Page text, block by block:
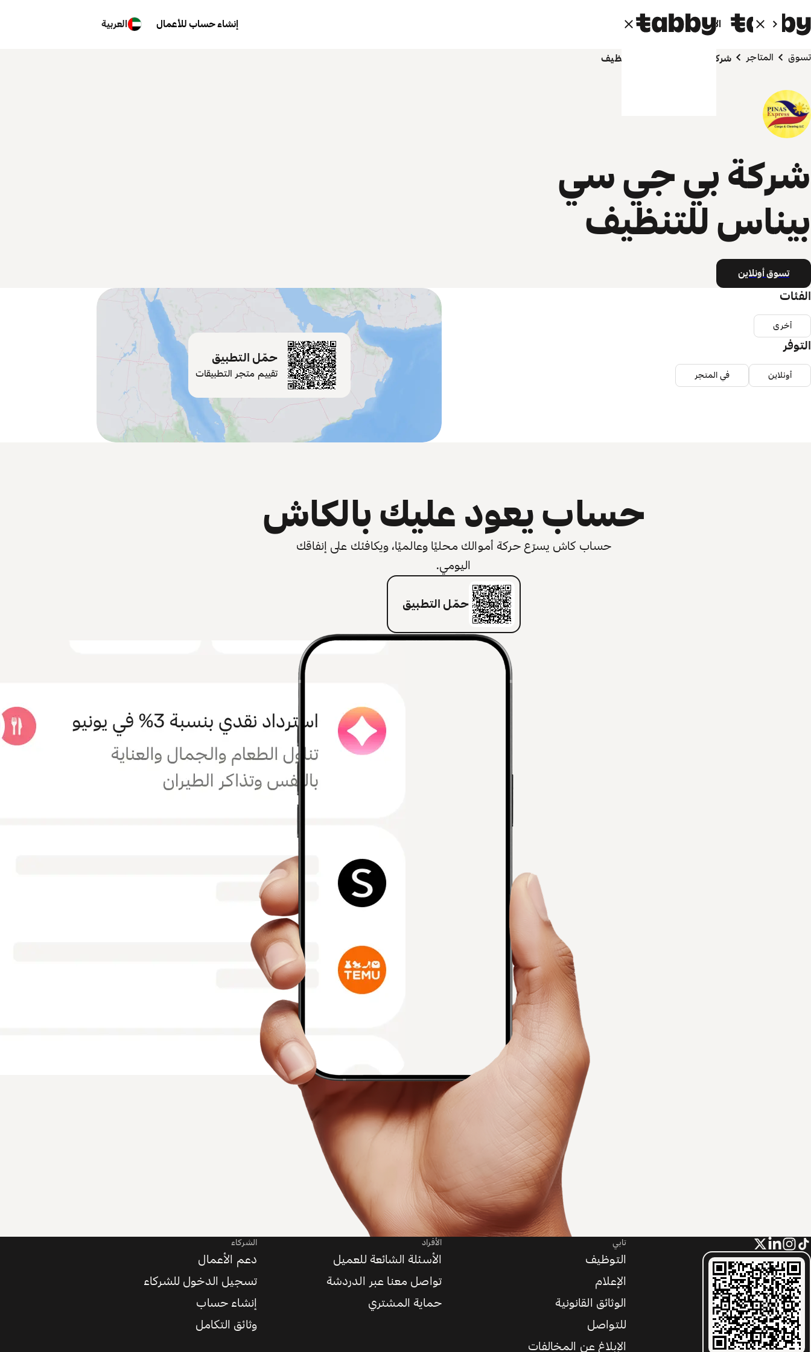
الأفراد الشركاء إنشاء حساب للأعمال العربية
تسوق المتاجر شركة بي جي سي بيناس للتنظيف
شركة بي جي سي
بيناس للتنظيف
تسوق أونلاين
حمّل التطبيق
تقييم متجر التطبيقات
الفئات
أخرى
التوفر
أونلاين في المتجر
حساب يعود عليك بالكاش
حساب كاش يسرّع حركة أموالك محليًا وعالميًا، ويكافئك على إنفاقك
اليومي.
حمّل التطبيق
تابي
التوظيف
الإعلام
الوثائق القانونية
للتواصل
الإبلاغ عن المخالفات
الأفراد
الأسئلة الشائعة للعميل
تواصل معنا عبر الدردشة
حماية المشتري
الشركاء
دعم الأعمال
تسجيل الدخول للشركاء
إنشاء حساب
وثائق التكامل